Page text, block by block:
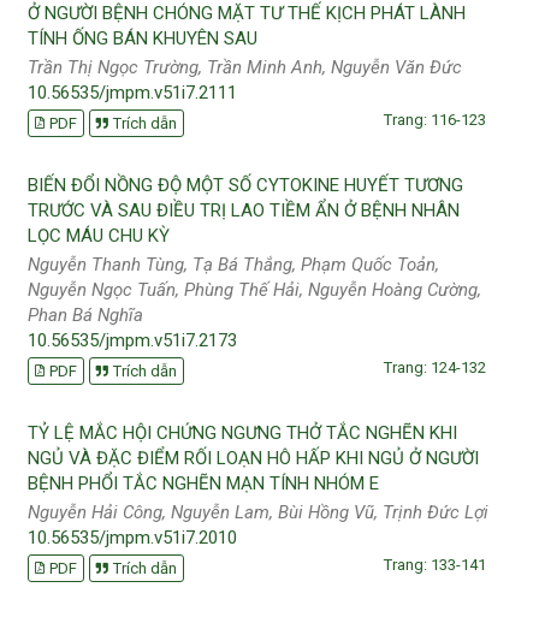
Ở NGƯỜI BỆNH CHÓNG MẶT TƯ THẾ KỊCH PHÁT LÀNH
TÍNH ỐNG BÁN KHUYÊN SAU
Trần Thị Ngọc Trường, Trần Minh Anh, Nguyễn Văn Đức
10.56535/jmpm.v51i7.2111
PDF Trích dẫn Trang: 116-123
BIẾN ĐỔI NỒNG ĐỘ MỘT SỐ CYTOKINE HUYẾT TƯƠNG
TRƯỚC VÀ SAU ĐIỀU TRỊ LAO TIỀM ẨN Ở BỆNH NHÂN
LỌC MÁU CHU KỲ
Nguyễn Thanh Tùng, Tạ Bá Thắng, Phạm Quốc Toản,
Nguyễn Ngọc Tuấn, Phùng Thế Hải, Nguyễn Hoàng Cường,
Phan Bá Nghĩa
10.56535/jmpm.v51i7.2173
PDF Trích dẫn Trang: 124-132
TỶ LỆ MẮC HỘI CHỨNG NGƯNG THỞ TẮC NGHẼN KHI
NGỦ VÀ ĐẶC ĐIỂM RỐI LOẠN HÔ HẤP KHI NGỦ Ở NGƯỜI
BỆNH PHỔI TẮC NGHẼN MẠN TÍNH NHÓM E
Nguyễn Hải Công, Nguyễn Lam, Bùi Hồng Vũ, Trịnh Đức Lợi
10.56535/jmpm.v51i7.2010
PDF Trích dẫn Trang: 133-141